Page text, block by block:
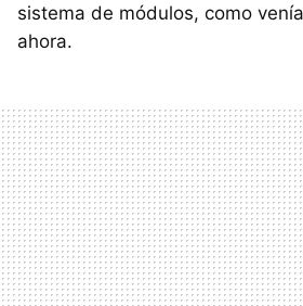
sistema de módulos, como
ahora.